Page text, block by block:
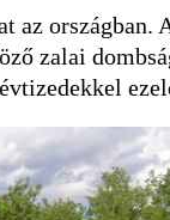
az
zalai